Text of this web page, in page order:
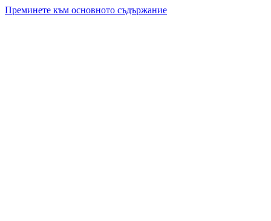
Преминете към основното съдържание